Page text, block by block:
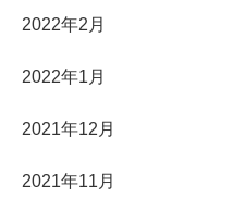
2022年2月
2022年1月
2021年12月
2021年11月